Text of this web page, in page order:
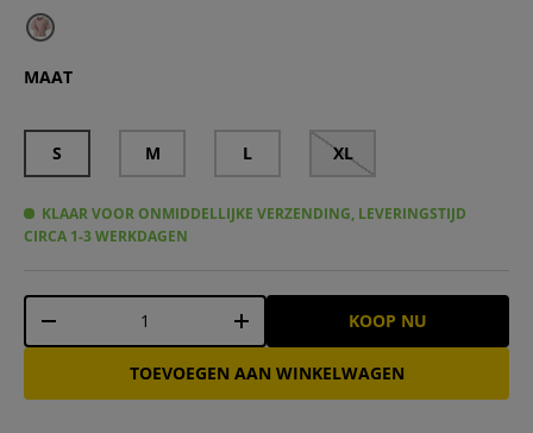
MAAT
S M L XL
KLAAR VOOR ONMIDDELLIJKE VERZENDING, LEVERINGSTIJD
CIRCA 1-3 WERKDAGEN
Aantal
-
+ KOOP NU
TOEVOEGEN AAN WINKELWAGEN